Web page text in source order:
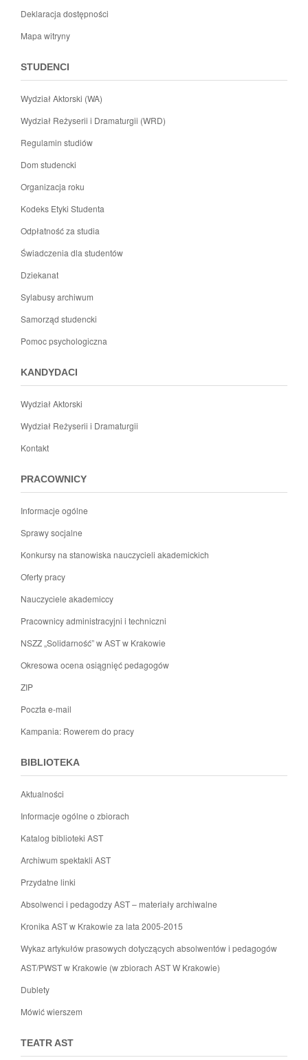
Deklaracja dostępności
Mapa witryny
STUDENCI
Wydział Aktorski (WA)
Wydział Reżyserii i Dramaturgii (WRD)
Regulamin studiów
Dom studencki
Organizacja roku
Kodeks Etyki Studenta
Odpłatność za studia
Świadczenia dla studentów
Dziekanat
Sylabusy archiwum
Samorząd studencki
Pomoc psychologiczna
KANDYDACI
Wydział Aktorski
Wydział Reżyserii i Dramaturgii
Kontakt
PRACOWNICY
Informacje ogólne
Sprawy socjalne
Konkursy na stanowiska nauczycieli akademickich
Oferty pracy
Nauczyciele akademiccy
Pracownicy administracyjni i techniczni
NSZZ „Solidarność” w AST w Krakowie
Okresowa ocena osiągnięć pedagogów
ZIP
Poczta e-mail
Kampania: Rowerem do pracy
BIBLIOTEKA
Aktualności
Informacje ogólne o zbiorach
Katalog biblioteki AST
Archiwum spektakli AST
Przydatne linki
Absolwenci i pedagodzy AST – materiały archiwalne
Kronika AST w Krakowie za lata 2005-2015
Wykaz artykułów prasowych dotyczących absolwentów i pedagogów
AST/PWST w Krakowie (w zbiorach AST W Krakowie)
Dublety
Mówić wierszem
TEATR AST